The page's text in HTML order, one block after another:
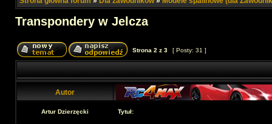
Transpondery w Jelcza
Strona 2 z 3 [ Posty: 31 ]
Autor
Artur Dzierzęcki Tytuł: